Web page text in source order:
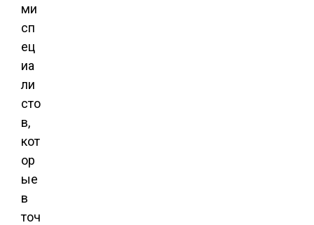
ми
сп
ец
иа
ли
сто
в,
кот
ор
ые
в
точ